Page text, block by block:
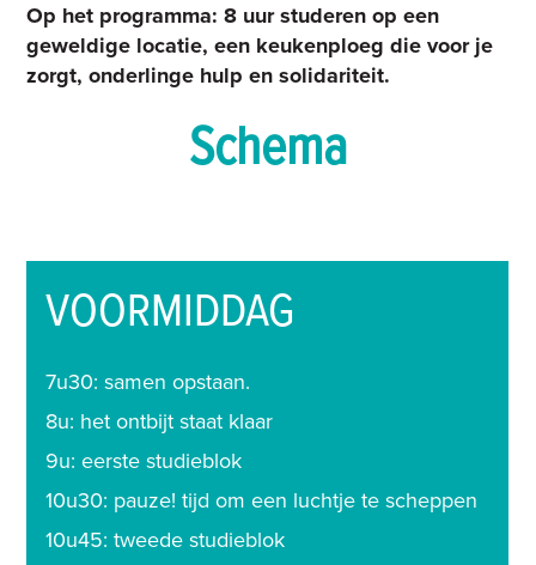
Op het programma: 8 uur studeren op een
geweldige locatie, een keukenploeg die voor je
zorgt, onderlinge hulp en solidariteit.
Schema
VOORMIDDAG
7u30: samen opstaan.
8u: het ontbijt staat klaar
9u: eerste studieblok
10u30: pauze! tijd om een luchtje te scheppen
10u45: tweede studieblok